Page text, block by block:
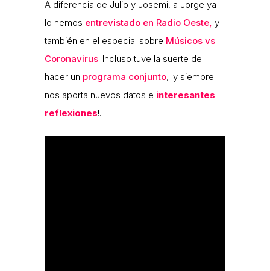
A diferencia de Julio y Josemi, a Jorge ya
lo hemos entrevistado en Radio Oeste, y
también en el especial sobre Músicos vs
Coronavirus. Incluso tuve la suerte de
hacer un programa conjunto, ¡y siempre
nos aporta nuevos datos e interesantes
reflexiones!.